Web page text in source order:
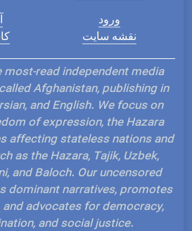
ورود
نقشه سایت
most-read independent media
Afghanistan, publishing in
and English. We focus on
of expression, the Hazara
affecting stateless nations and
as the Hazara, Tajik, Uzbek,
and Baloch. Our uncensored
dominant narratives, promotes
advocates for democracy,
and social justice.